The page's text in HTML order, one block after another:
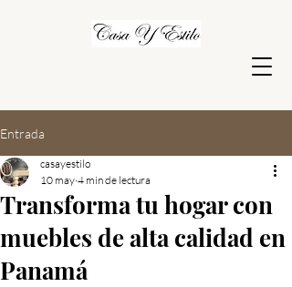
Entrada
Transforma tu hogar con
muebles de alta calidad en
Panamá
casayestilo
10 may 4 min de lectura